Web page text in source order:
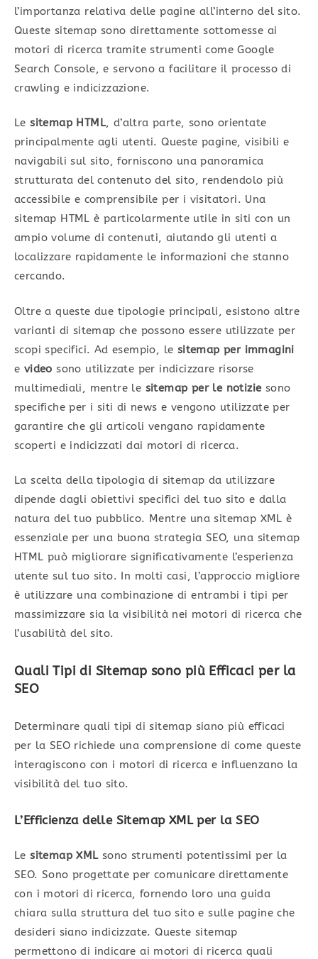
l’importanza relativa delle pagine all’interno del sito.
Queste sitemap sono direttamente sottomesse ai
motori di ricerca tramite strumenti come Google
Search Console, e servono a facilitare il processo di
crawling e indicizzazione.
Lesitemap HTML, d’altra parte, sono orientate
principalmente agli utenti. Queste pagine, visibili e
navigabili sul sito, forniscono una panoramica
strutturata del contenuto del sito, rendendolo più
accessibile e comprensibile per i visitatori. Una
sitemap HTML è particolarmente utile in siti con un
ampio volume di contenuti, aiutando gli utenti a
localizzare rapidamente le informazioni che stanno
cercando.
Oltre a queste due tipologie principali, esistono altre
varianti di sitemap che possono essere utilizzate per
scopi specifici. Ad esempio, le sitemap per immagini
e video sono utilizzate per indicizzare risorse
multimediali, mentre le sitemap per le notiziesono
specifiche per i siti di news e vengono utilizzate per
garantire che gli articoli vengano rapidamente
scoperti e indicizzati dai motori di ricerca.
La scelta della tipologia di sitemap da utilizzare
dipende dagli obiettivi specifici del tuo sito e dalla
natura del tuo pubblico. Mentre una sitemap XML è
essenziale per una buona strategia SEO, una sitemap
HTML può migliorare significativamente l’esperienza
utente sul tuo sito. In molti casi, l’approccio migliore
è utilizzare una combinazione di entrambi i tipi per
massimizzare sia la visibilità nei motori di ricerca che
l’usabilità del sito.
Quali Tipi di Sitemap sono più Efficaci per la
SEO
Determinare quali tipi di sitemap siano più efficaci
per la SEO richiede una comprensione di come queste
interagiscono con i motori di ricerca e influenzano la
visibilità del tuo sito.
L’Efficienza delle Sitemap XML per la SEO
Lesitemap XMLsono strumenti potentissimi per la
SEO. Sono progettate per comunicare direttamente
con i motori di ricerca, fornendo loro una guida
chiara sulla struttura del tuo sito e sulle pagine che
desideri siano indicizzate. Queste sitemap
permettono di indicare ai motori di ricerca quali